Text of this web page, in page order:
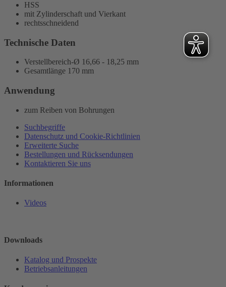
HSS
mit Zylinderschaft und Vierkant
rechtsschneidend
Technische Daten
Verstellbereich-Ø 16,66 - 18,25 mm
Gesamtlänge 170 mm
Anwendung
zum Reiben von Bohrungen
Suchbegriffe
Datenschutz und Cookie-Richtlinien
Erweiterte Suche
Bestellungen und Rücksendungen
Kontaktieren Sie uns
Informationen
Videos
Downloads
Katalog und Prospekte
Betriebsanleitungen